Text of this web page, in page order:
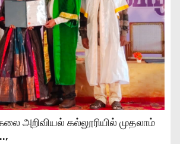
அறிவியல் கல்லூரியில் முதலாம்